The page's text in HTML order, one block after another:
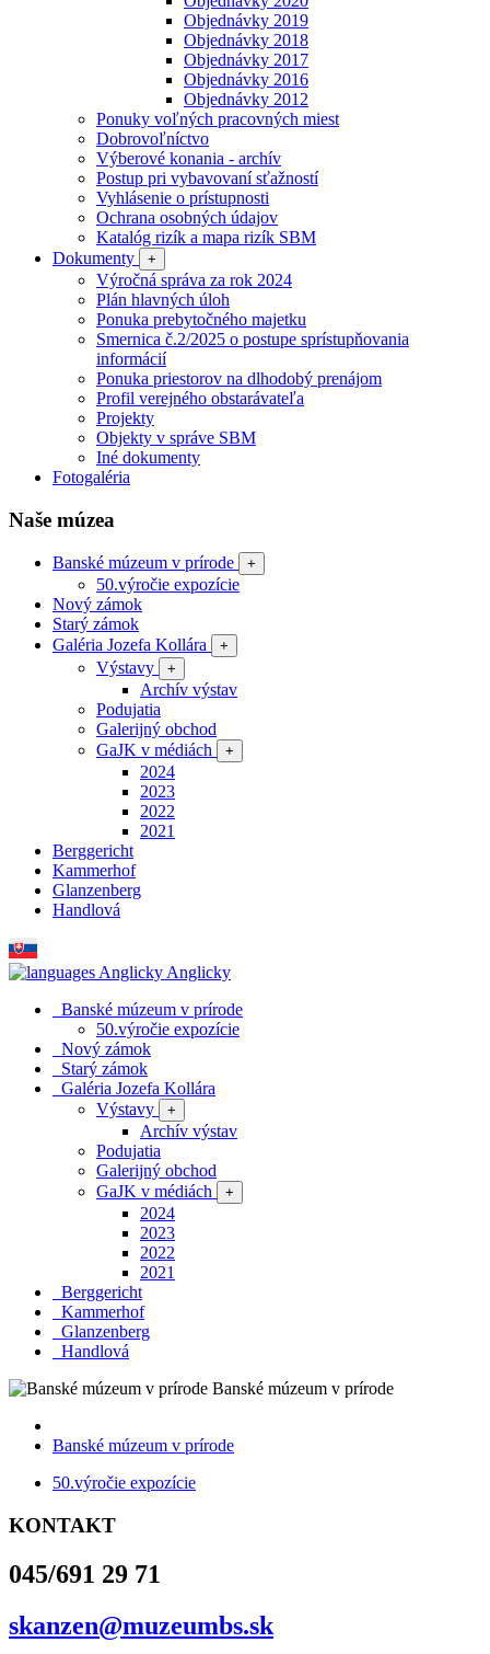
Objednávky 2019
Objednávky 2018
Objednávky 2017
Objednávky 2016
Objednávky 2012
Ponuky voľných pracovných miest
Dobrovoľníctvo
Výberové konania - archív
Postup pri vybavovaní sťažností
Vyhlásenie o prístupnosti
Ochrana osobných údajov
Katalóg rizík a mapa rizík SBM
Dokumenty
+
Výročná správa za rok 2024
Plán hlavných úloh
Ponuka prebytočného majetku
Smernica č.2/2025 o postupe sprístupňovania
informácií
Ponuka priestorov na dlhodobý prenájom
Profil verejného obstarávateľa
Projekty
Objekty v správe SBM
Iné dokumenty
Fotogaléria
Naše múzea
Banské múzeum v prírode +
50.výročie expozície
Nový zámok
Starý zámok
Galéria Jozefa Kollára
+
Výstavy +
Archív výstav
Podujatia
Galerijný obchod
GaJK v médiách
+
2024
2023
2022
2021
Berggericht
Kammerhof
Glanzenberg
Handlová
Anglicky
Banské múzeum v prírode
50.výročie expozície
Nový zámok
Starý zámok
Galéria Jozefa Kollára
Výstavy
+
Archív výstav
Podujatia
Galerijný obchod
GaJK v médiách
+
2024
2023
2022
2021
Berggericht
Kammerhof
Glanzenberg
Handlová
Banské múzeum v prírode
Banské múzeum v prírode
50.výročie expozície
KONTAKT
045/691 29 71
skanzen@muzeumbs.sk